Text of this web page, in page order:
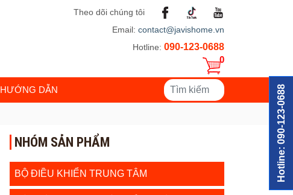
Hotline: 090-123-0688
Theo dõi chúng tôi
Email: contact@javishome.vn
Hotline: 090-123-0688
0
HƯỚNG DẪN
NHÓM SẢN PHẨM
BỘ ĐIỀU KHIỂN TRUNG TÂM